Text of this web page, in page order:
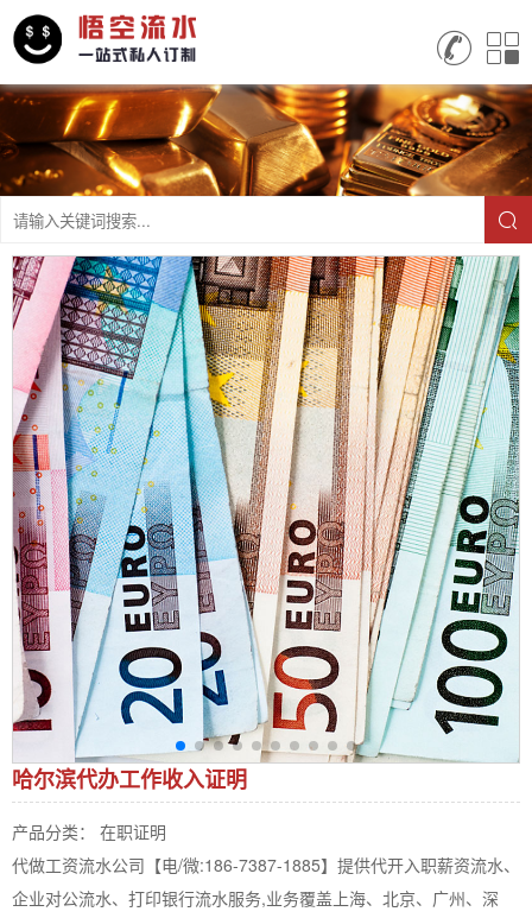
哈尔滨代办工作收入证明
产品分类： 在职证明
代做工资流水公司【电/微:186-7387-1885】提供代开入职薪资流水、
企业对公流水、打印银行流水服务,业务覆盖上海、北京、广州、深